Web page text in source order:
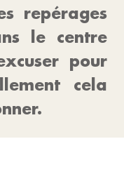
repérages
le centre
pour
cela